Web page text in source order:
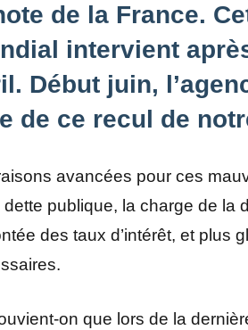
de la France.
intervient
Début juin,
de ce recul de
avancées pour ces
dette publique, la charge de la
des taux d’intérêt, et plus
on que lors de la